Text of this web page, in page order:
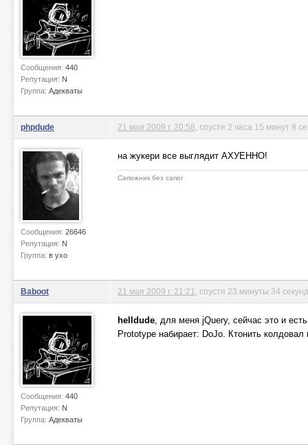
Сообщения: 440
Репутация: N
Группа: Адекваты
phpdude
Сообщения: 26646
Репутация: N
Группа: в ухо
21 мая 2009 г. 20:58 , спустя 2 часа 15 минут 8
на жукери все выглядит АХУЕННО!
Сапожник без сапог
Baboot
Сообщения: 440
Репутация: N
Группа: Адекваты
21 мая 2009 г. 21:21 , спустя 23 минуты 34
helldude, для меня jQuery, сейчас это и
Prototype набирает: DoJo. Ктонить колдовал